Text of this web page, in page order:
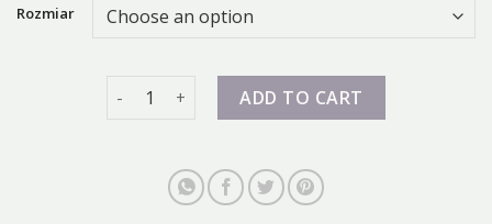
Rozmiar
adidasy damskie nike quantity
ADD TO CART